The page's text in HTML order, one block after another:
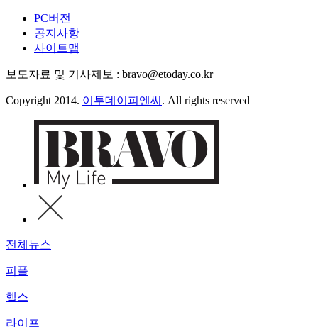
PC버전
공지사항
사이트맵
보도자료 및 기사제보 : bravo@etoday.co.kr
Copyright 2014. 이투데이피엔씨 . All rights reserved
전체뉴스
피플
헬스
라이프